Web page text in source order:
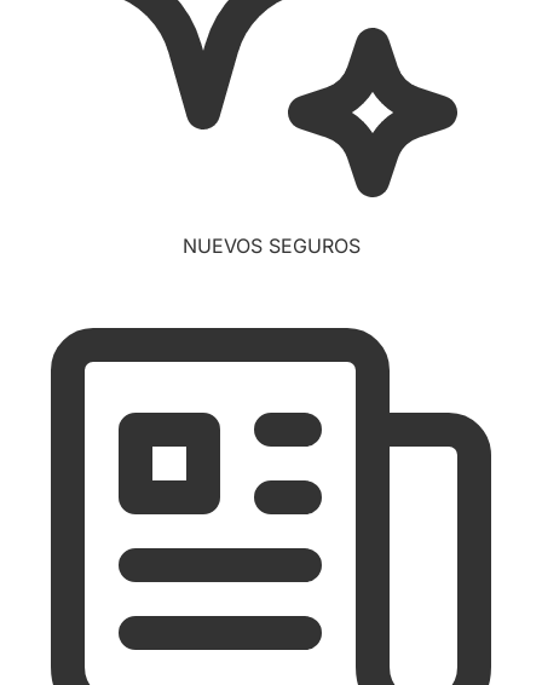
NUEVOS SEGUROS